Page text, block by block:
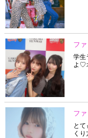
フ
学生
よ♡
フ
と
くり